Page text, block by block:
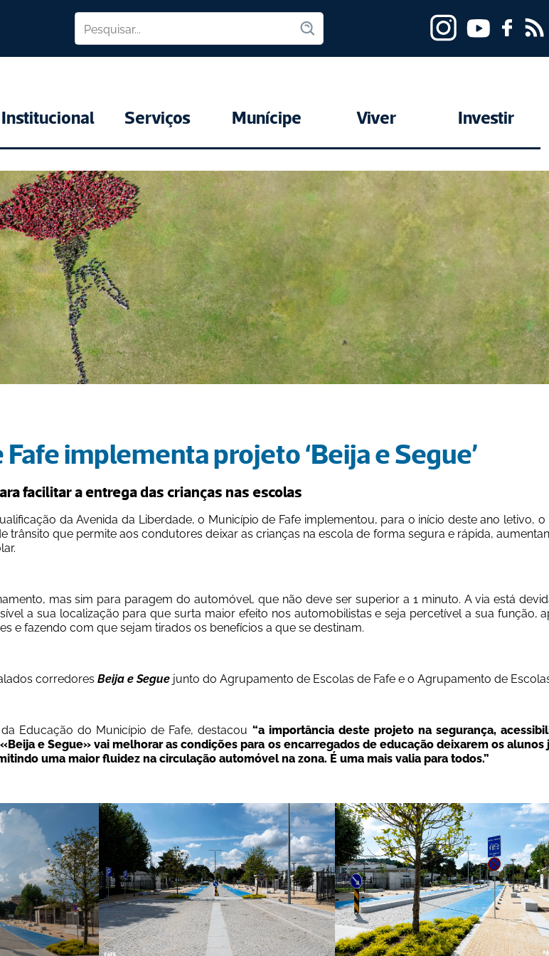
Institucional Serviços Munícipe Viver Investir
implementa projeto ‘Beija e Segue’
facilitar a entrega das crianças nas escolas
da Avenida da Liberdade, o Município de Fafe implementou, para o início deste ano letivo,
que permite aos condutores deixar as crianças na escola de forma segura e rápida,
mas sim para paragem do automóvel, que não deve ser superior a 1 minuto. A via está
a sua localização para que surta maior efeito nos automobilistas e seja percetível a sua função,
e fazendo com que sejam tirados os benefícios a que se destinam.
corredores Beija e Segue junto do Agrupamento de Escolas de Fafe e o Agrupamento de
Educação do Município de Fafe, destacou “a importância deste projeto na segurança,
e Segue» vai melhorar as condições para os encarregados de educação deixarem os
uma maior fluidez na circulação automóvel na zona. É uma mais valia para todos.”